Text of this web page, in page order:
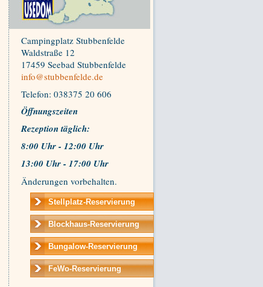
Campingplatz Stubbenfelde
Waldstraße 12
17459 Seebad Stubbenfelde
info@stubbenfelde.de
Telefon: 038375 20 606
Öffnungszeiten
Rezeption täglich:
8:00 Uhr - 12:00 Uhr
13:00 Uhr - 17:00 Uhr
Änderungen vorbehalten.